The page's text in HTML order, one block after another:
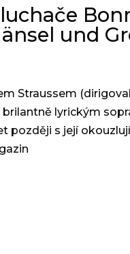
und
Straussem
lyrickým
později s její